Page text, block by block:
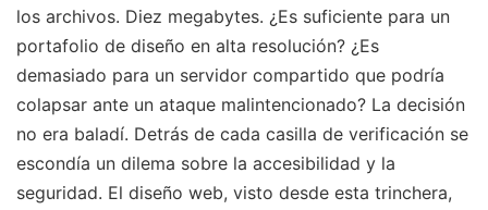
los archivos. Diez megabytes. ¿Es suficiente para un
portafolio de diseño en alta resolución? ¿Es
demasiado para un servidor compartido que podría
colapsar ante un ataque malintencionado? La decisión
no era baladí. Detrás de cada casilla de verificación se
escondía un dilema sobre la accesibilidad y la
seguridad. El diseño web, visto desde esta trinchera,